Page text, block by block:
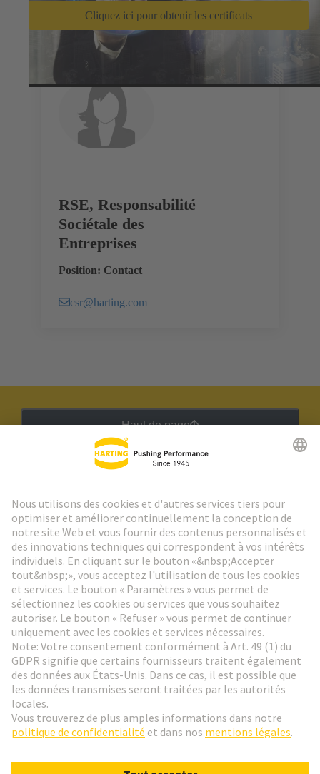
Cliquez ici pour obtenir les certificats
RSE, Responsabilité
Sociétale des
Entreprises
Position: Contact
csr@harting.com
Haut de page
Aller à l'inscription
Social Media
Suisse Français